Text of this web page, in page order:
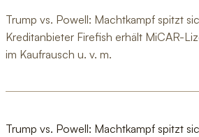
Trump vs. Powell: Machtkampf spitzt
Kreditanbieter Firefish erhält MiCAR-
im Kaufrausch u. v. m.
Trump vs. Powell: Machtkampf spitzt